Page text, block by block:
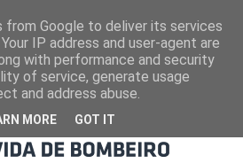
from Google to deliver its services
IP address and user-agent are
with performance and security
of service, generate usage
and address abuse.
MORE GOT IT